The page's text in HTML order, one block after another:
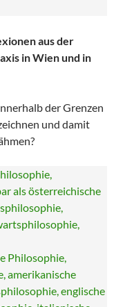
aus der
in Wien und in
der Grenzen
und damit
als österreichische
Philosophie,
amerikanische
englische